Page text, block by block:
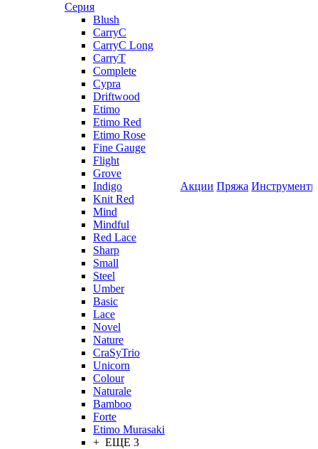
Серия
Blush
CarryC
CarryC Long
CarryT
Complete
Cypra
Driftwood
Etimo
Etimo Red
Etimo Rose
Fine Gauge
Flight
Grove
Indigo
Knit Red
Mind
Mindful
Red Lace
Sharp
Small
Steel
Umber
Basic
Lace
Novel
Nature
CraSyTrio
Unicorn
Colour
Naturale
Bamboo
Forte
Etimo Murasaki
+ ЕЩЕ 3
Акции Пряжа Инструменты